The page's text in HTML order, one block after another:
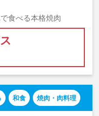
食べる本格焼肉
和食 焼肉・肉料理